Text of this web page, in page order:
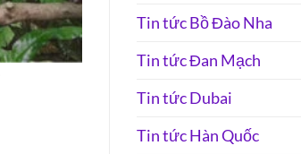
Tin tức Bồ Đào Nha
Tin tức Đan Mạch
Tin tức Dubai
Tin tức Hàn Quốc